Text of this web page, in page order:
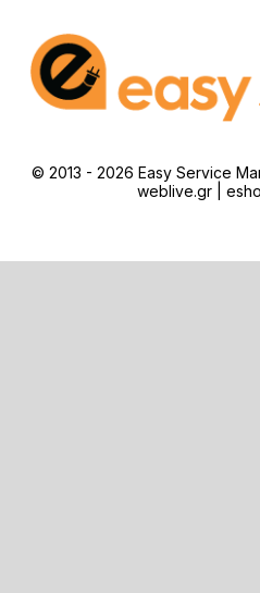
© 2013 - 2026 Easy Service
weblive.gr |